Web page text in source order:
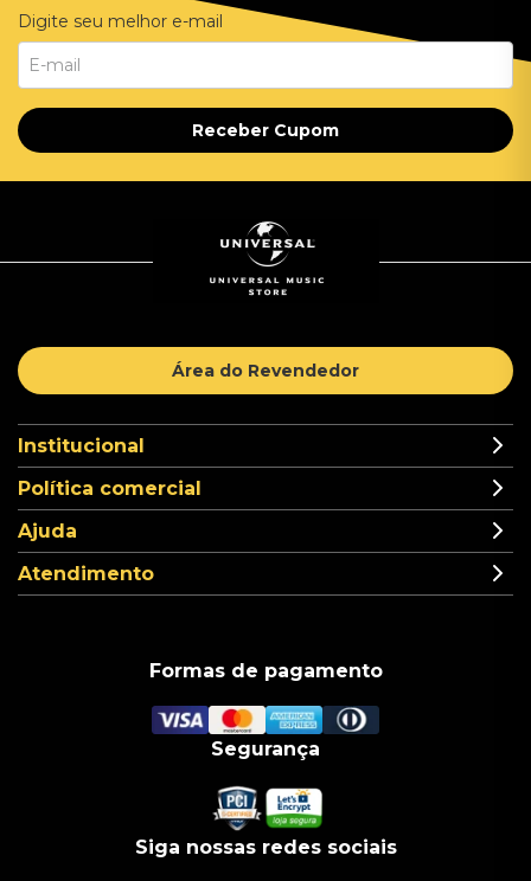
Digite seu melhor e-mail
Receber Cupom
Área do Revendedor
Institucional
Política comercial
Ajuda
Atendimento
Formas de pagamento
Segurança
Siga nossas redes sociais